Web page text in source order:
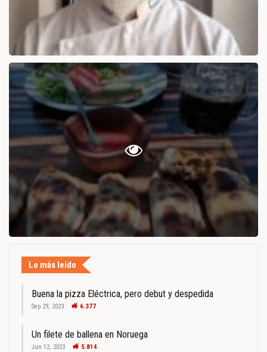
Lo más leído
Buena la pizza Eléctrica, pero debut y despedida
Sep 29, 2023 6.377
Un filete de ballena en Noruega
Jun 12, 2023 5.814